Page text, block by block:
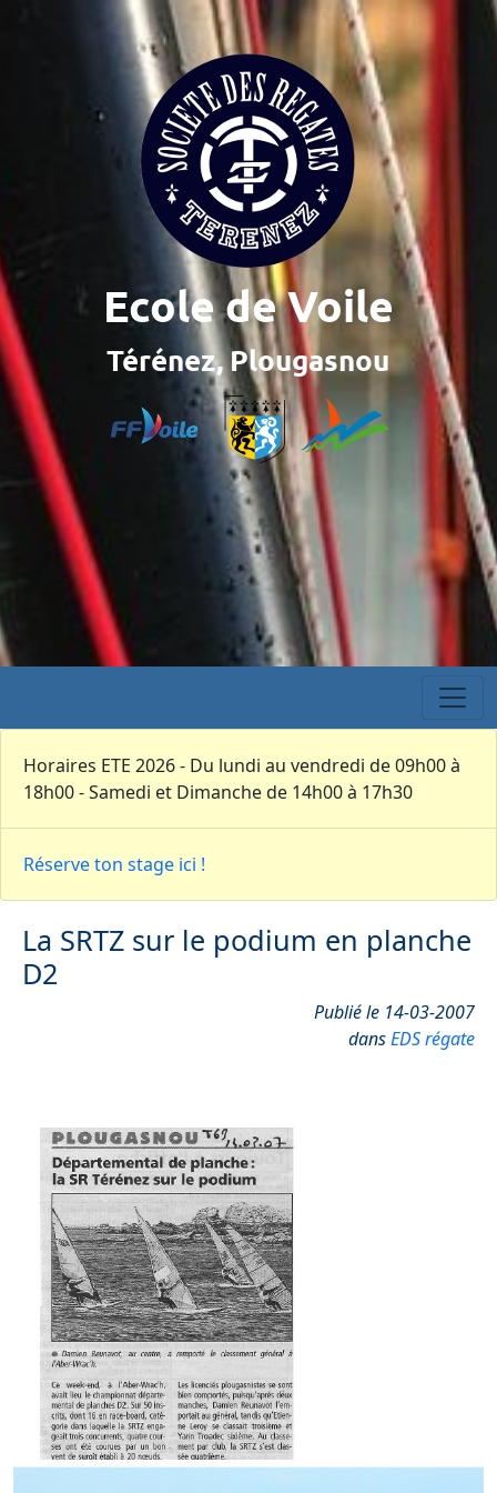
Horaires ETE 2026 - Du lundi au vendredi de 09h00 à
18h00 - Samedi et Dimanche de 14h00 à 17h30
Réserve ton stage ici !
La SRTZ sur le podium en planche
D2
Publié le 14-03-2007
dansEDS régate